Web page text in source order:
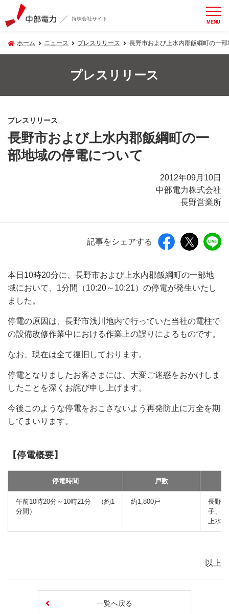
持株会社サイト MENU
ホーム ニュース プレスリリース 長野市および上水内郡飯綱町の一
プレスリリース
プレスリリース
長野市および上水内郡飯綱町の一
部地域の停電について
2012年09月10日
中部電力株式会社
長野営業所
記事をシェアする
本日10時20分に、長野市および上水内郡飯綱町の一部地
域において、1分間（10:20～10:21）の停電が発生いたし
ました。
停電の原因は、長野市浅川地内で行っていた当社の電柱で
の設備改修作業中における作業上の誤りによるものです。
なお、現在は全て復旧しております。
停電となりましたお客さまには、大変ご迷惑をおかけしま
したことを深くお詫び申し上げます。
今後このような停電をおこさないよう再発防止に万全を期
してまいります。
【停電概要】
停電時間 戸数
午前10時20分～10時21分 （約1
分間）
約1,800戸
長野
子、
上水
以上
一覧へ戻る